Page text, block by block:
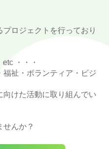
ロジェクトを行っており
・・・
祉・ボランティア・ビジ
けた活動に取り組んでい
せんか？